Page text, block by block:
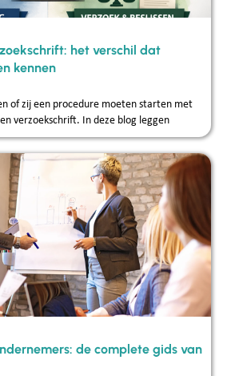
het verschil dat
kennen
of zij een procedure moeten starten met
verzoekschrift. In deze blog leggen
de complete gids van